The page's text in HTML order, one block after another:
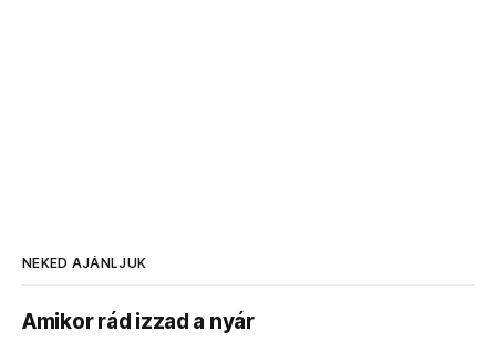
NEKED AJÁNLJUK
Amikor rád izzad a nyár